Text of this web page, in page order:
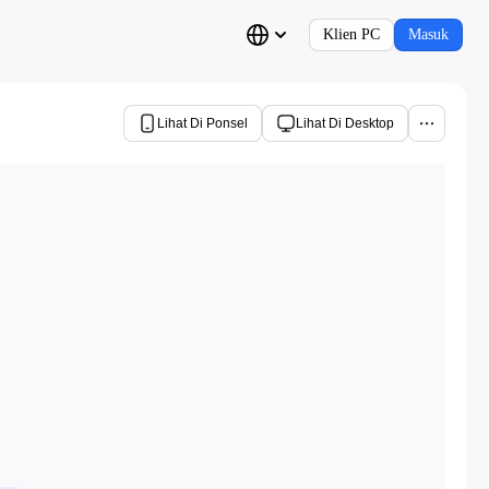
Klien PC Masuk
Lihat Di Ponsel Lihat Di Desktop